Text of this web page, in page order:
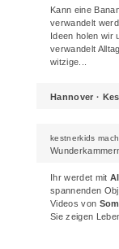
Kann eine
verwandelt
Ideen holen wir
verwandelt
witzige...
Hannover ·
kestnerkids
Ihr werdet mit
spannenden
Videos von
Sie zeigen